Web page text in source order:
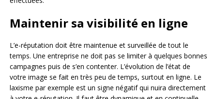
Maintenir sa visibilité en ligne
L’e-réputation doit être maintenue et surveillée de tout le
temps. Une entreprise ne doit pas se limiter à quelques bonnes
campagnes puis de s’en contenter. L’évolution de l’état de
votre image se fait en très peu de temps, surtout en ligne. Le
laxisme par exemple est un signe négatif qui nuira directement